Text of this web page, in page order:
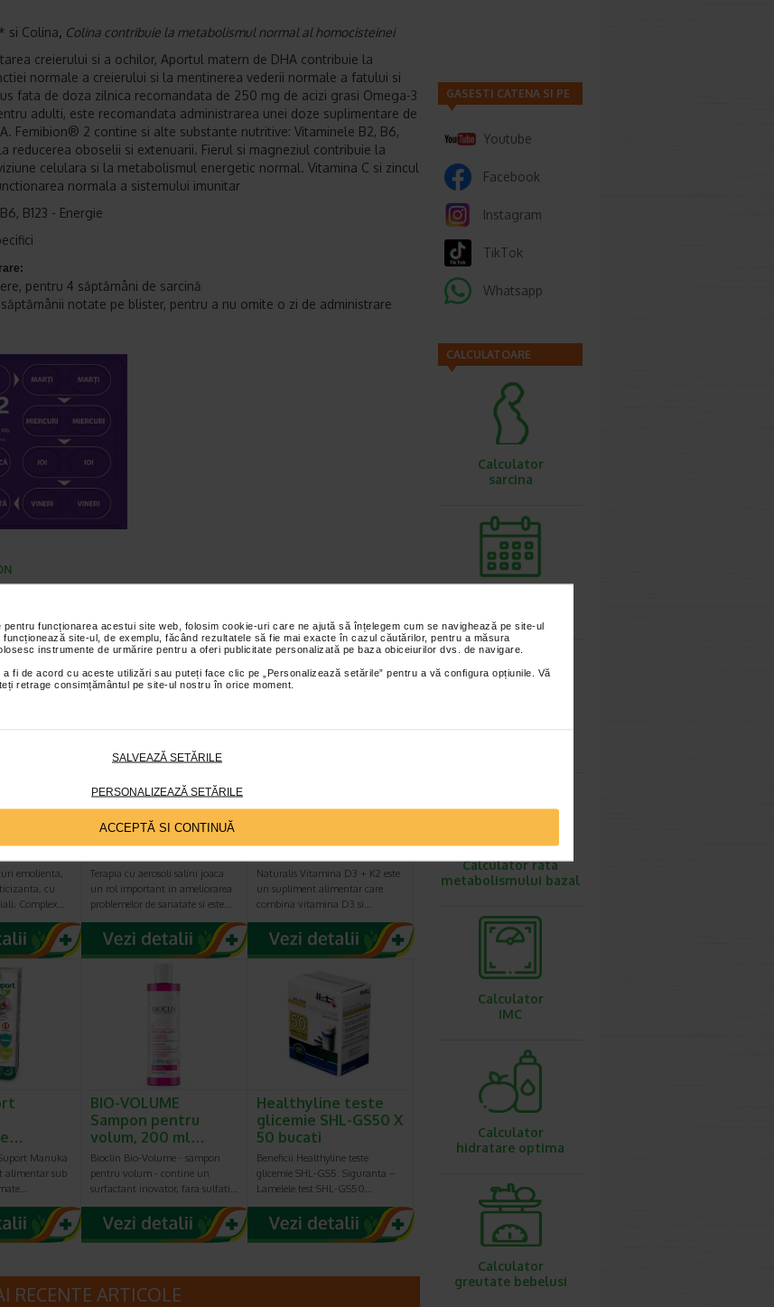
funcționarea acestui site web, folosim cookie-uri care ne ajută să înțelegem cum se navighează pe site-ul
site-ul, de exemplu, făcând rezultatele să fie mai exacte în cazul căutărilor, pentru a măsura
instrumente de urmărire pentru a oferi publicitate personalizată pe baza obiceiurilor dvs. de navigare.
fi de acord cu aceste utilizări sau puteți face clic pe „Personalizează setările” pentru a vă configura opțiunile. Vă
retrage consimțământul pe site-ul nostru în orice moment.
SALVEAZĂ SETĂRILE
PERSONALIZEAZĂ SETĂRILE
ACCEPTĂ SI CONTINUĂ
si Colina, Colina contribuie la metabolismul normal al homocisteinei
creierului si a ochilor, Aportul matern de DHA contribuie la
normale a creierului si la mentinerea vederii normale a fatului si
fata de doza zilnica recomandata de 250 mg de acizi grasi Omega-3
adulti, este recomandata administrarea unei doze suplimentare de
Femibion® 2 contine si alte substante nutritive: Vitaminele B2, B6,
reducerea oboselii si extenuarii. Fierul si magneziul contribuie la
celulara si la metabolismul energetic normal. Vitamina C si zincul
normala a sistemului imunitar
B123 - Energie
pentru 4 săptămâni de sarcină
notate pe blister, pentru a nu omite o zi de administrare
DIN ACEEASI CATEGORIE
de preț
emolienta,
cu
Complex…
Wellneo Salt
Inhaler 2in1
Terapia cu aerosoli salini joaca
un rol important in ameliorarea
problemelor de sanatate si este…
Naturalis Vitamina D3 + K2 este
un supliment alimentar care
combina vitamina D3 si…
Manuka
alimentar sub
BIO-VOLUME
Sampon pentru
volum, 200 ml…
Bioclin Bio-Volume - sampon
pentru volum - contine un
surfactant inovator, fara sulfati…
Healthyline teste
glicemie SHL-GS50 X
50 bucati
Beneficii Healthyline teste
glicemie SHL-GS5: Siguranta –
Lamelele test SHL-GS50…
RECENTE ARTICOLE
GASESTI CATENA SI PE
Youtube
Facebook
Instagram
TikTok
Whatsapp
CALCULATOARE
Calculator
sarcina
Calculator rata
metabolismului bazal
Calculator
IMC
Calculator
hidratare optima
Calculator
greutate bebelusi